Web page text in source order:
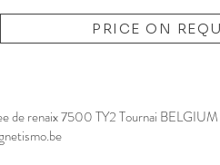
PRICE ON
renaix 7500 TY2 Tournai BELGIUM